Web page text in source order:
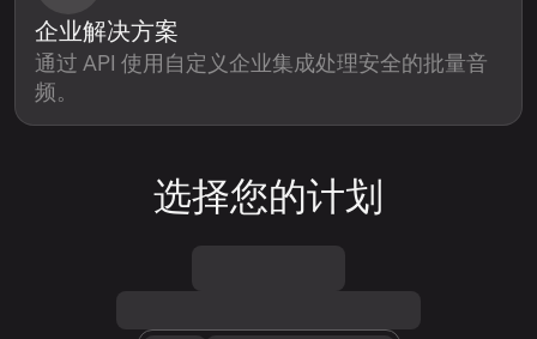
企业解决方案
通过 API 使用自定义企业集成处理安全的批量音
频。
选择您的计划